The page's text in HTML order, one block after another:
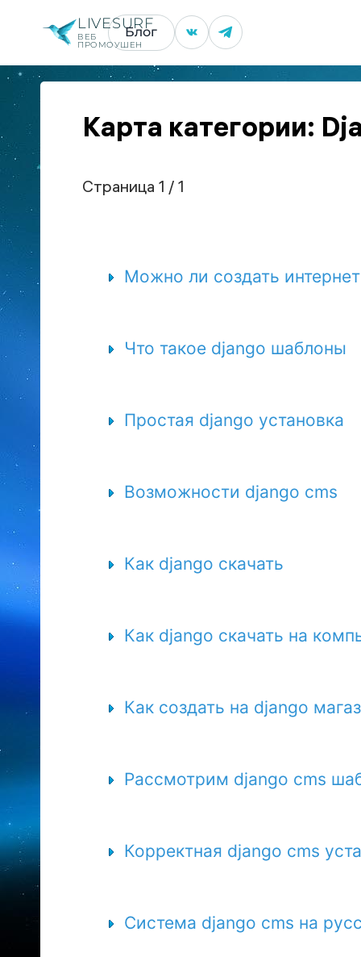
LIVESURF
ВЕБ
ПРОМОУШЕН
Блог
Карта категории:
Страница 1 / 1
Можно ли создать
Что такое django шаблоны
Простая django установка
Возможности django cms
Как django скачать
Как django скачать на
Как создать на django
Рассмотрим django cms
Корректная django cms
Система django cms на